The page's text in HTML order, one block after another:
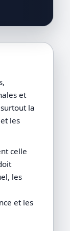
et
la
les
celle
les
et les